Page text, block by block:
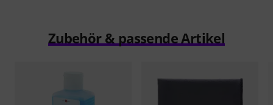
Zubehör & passende Artikel